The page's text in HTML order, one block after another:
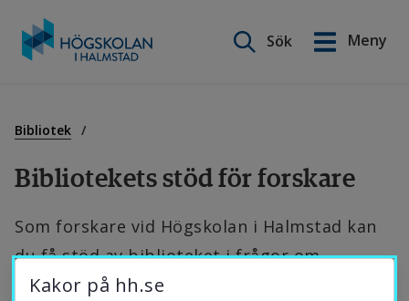
innehåll
Sök
Meny
Bibliotek
Bibliotekets stöd för forskare
Som forskare vid Högskolan i Halmstad kan
du få stöd av biblioteket i frågor om
vetenskaplig publicering, såsom hur du
English
Utbildning
Forskning
Samverkan
Kakor på hh.se